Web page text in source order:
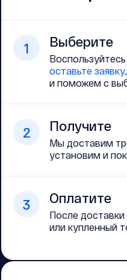
1 Выберите
Воспользуйтесь
оставьте заявку
и поможем с
2 Получите
Мы доставим
установим и
3 Оплатите
После
или купленный